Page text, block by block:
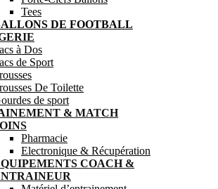
Tees
DE FOOTBALL
à Dos
de Sport
De Toilette
de sport
& MATCH
Pharmacie
Electronique & Récupération
COACH &